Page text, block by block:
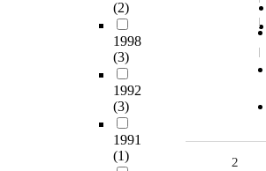
(2)
1998
(3)
1992
(3)
1991
(1)
2